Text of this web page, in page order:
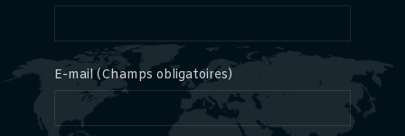
E-mail (Champs obligatoires)